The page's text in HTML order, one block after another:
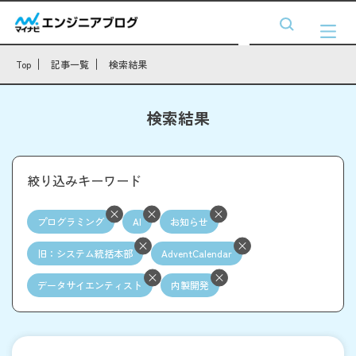
Top 記事一覧 検索結果
検索結果
絞り込みキーワード
プログラミング AI お知らせ
旧：システム統括本部 AdventCalendar
データサイエンティスト 内製開発